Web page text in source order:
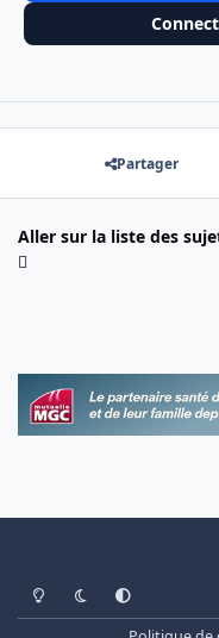
Partager
Aller sur la liste des
Light ModeDark ModeSystem